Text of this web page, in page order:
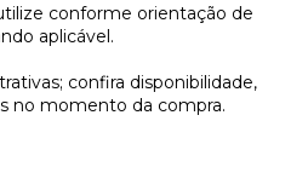
conforme orientação de
aplicável.
confira disponibilidade,
no momento da compra.